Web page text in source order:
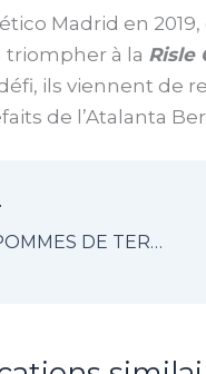
Madrid en
triompher à la Risle
ils viennent de
de l’Atalanta
VAUQUELIN POMMES DE TERRE DE NORMANDIE, PARTENAIRE DE LA RISLE CUP